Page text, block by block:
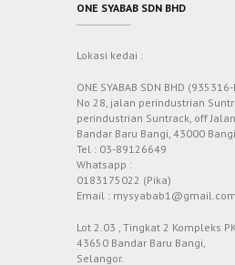
ONE SYABAB SDN BHD
Lokasi kedai :
ONE SYABAB SDN BHD (935316-
No 28, jalan perindustrian
perindustrian Suntrack, off
Bandar Baru Bangi, 43000
Tel : 03-89126649
Whatsapp :
0183175022 (Pika)
Email : mysyabab1@gmail.com
Lot 2.03 , Tingkat 2 Kompleks
43650 Bandar Baru Bangi,
Selangor.